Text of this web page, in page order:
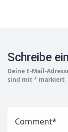
Schreibe
Deine E-Mail-
sind mit* markiert